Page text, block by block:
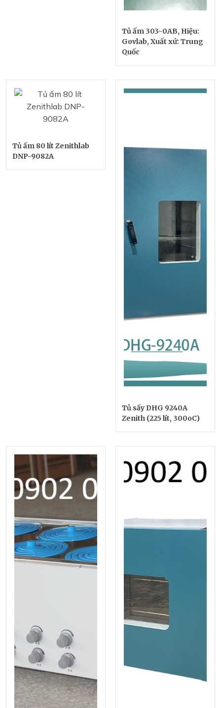
Tủ ấm 303-0AB, Hiệu:
Govlab, Xuất xứ: Trung
Quốc
Tủ ấm 80 lít Zenithlab
DNP-9082A
Tủ sấy DHG 9240A
Zenith (225 lít, 300oC)